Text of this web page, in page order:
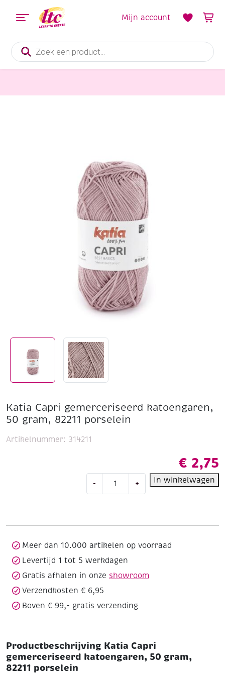
Producten
zoeken
Mijn account
Katia Capri gemerceriseerd katoengaren,
50 gram, 82211 porselein
€ 2,75
-
82211
+ In winkelwagen
Artikelnummer: 314211
Meer dan 10.000 artikelen op voorraad
Levertijd 1 tot 5 werkdagen
Gratis afhalen in onze showroom
Verzendkosten € 6,95
Boven € 99,- gratis verzending
Productbeschrijving Katia Capri
gemerceriseerd katoengaren, 50 gram,
82211 porselein